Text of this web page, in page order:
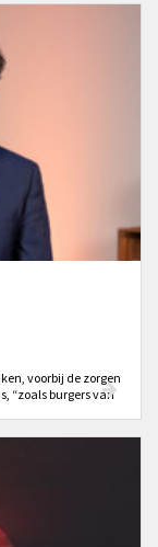
voorbij de zorgen
“zoals burgers van